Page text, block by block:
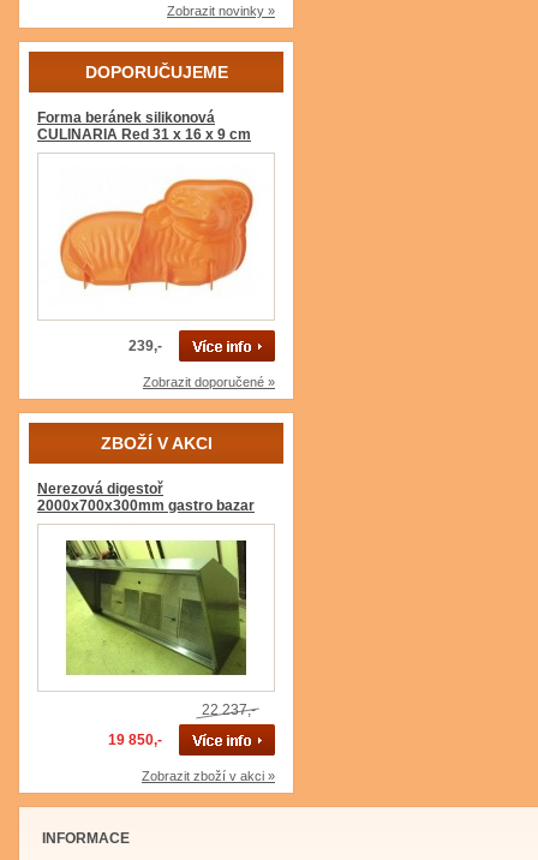
Zobrazit novinky »
DOPORUČUJEME
Forma beránek silikonová
CULINARIA Red 31 x 16 x 9 cm
239,-
Zobrazit doporučené »
ZBOŽÍ V AKCI
Nerezová digestoř
2000x700x300mm gastro bazar
22 237,-
19 850,-
Zobrazit zboží v akci »
INFORMACE